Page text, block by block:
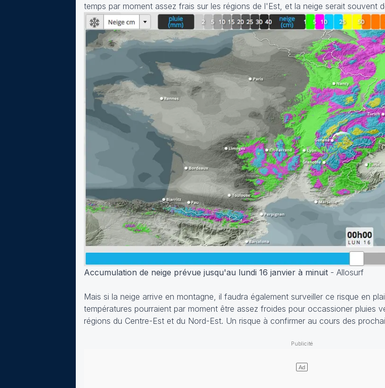
temps par moment assez frais sur les régions de l'Est, et la neige serait souvent
Accumulation de neige prévue jusqu'au lundi 16 janvier à minuit - Allosurf
Mais si la neige arrive en montagne, il faudra également surveiller ce risque en
températures pourraient par moment être assez froides pour occassioner pluies
régions du Centre-Est et du Nord-Est. Un risque à confirmer au cours des